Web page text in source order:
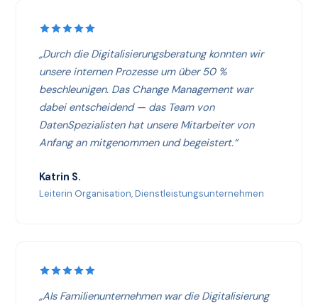
„Durch die Digitalisierungsberatung konnten wir
unsere internen Prozesse um über 50 %
beschleunigen. Das Change Management war
dabei entscheidend — das Team von
DatenSpezialisten hat unsere Mitarbeiter von
Anfang an mitgenommen und begeistert.“
Katrin S.
Leiterin Organisation, Dienstleistungsunternehmen
„Als Familienunternehmen war die Digitalisierung